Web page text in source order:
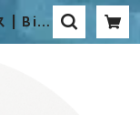
| Bibi